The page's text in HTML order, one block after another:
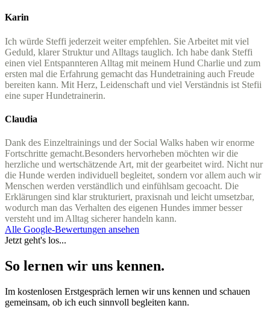
Karin
Ich würde Steffi jederzeit weiter empfehlen. Sie Arbeitet mit viel
Geduld, klarer Struktur und Alltags tauglich. Ich habe dank Steffi
einen viel Entspannteren Alltag mit meinem Hund Charlie und zum
ersten mal die Erfahrung gemacht das Hundetraining auch Freude
bereiten kann. Mit Herz, Leidenschaft und viel Verständnis ist Stefii
eine super Hundetrainerin.
Claudia
Dank des Einzeltrainings und der Social Walks haben wir enorme
Fortschritte gemacht.Besonders hervorheben möchten wir die
herzliche und wertschätzende Art, mit der gearbeitet wird. Nicht nur
die Hunde werden individuell begleitet, sondern vor allem auch wir
Menschen werden verständlich und einfühlsam gecoacht. Die
Erklärungen sind klar strukturiert, praxisnah und leicht umsetzbar,
wodurch man das Verhalten des eigenen Hundes immer besser
versteht und im Alltag sicherer handeln kann.
Alle Google-Bewertungen ansehen
Jetzt geht's los...
So lernen wir uns kennen.
Im kostenlosen Erstgespräch lernen wir uns kennen und schauen
gemeinsam, ob ich euch sinnvoll begleiten kann.